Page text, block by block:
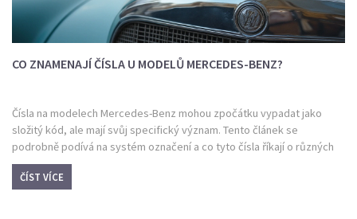
CO ZNAMENAJÍ ČÍSLA U MODELŮ MERCEDES-BENZ?
Čísla na modelech Mercedes-Benz mohou zpočátku vypadat jako
složitý kód, ale mají svůj specifický význam. Tento článek se
podrobně podívá na systém označení a co tyto čísla říkají o různých
verzích a vlastnostech vozů Mercedes.
ČÍST VÍCE